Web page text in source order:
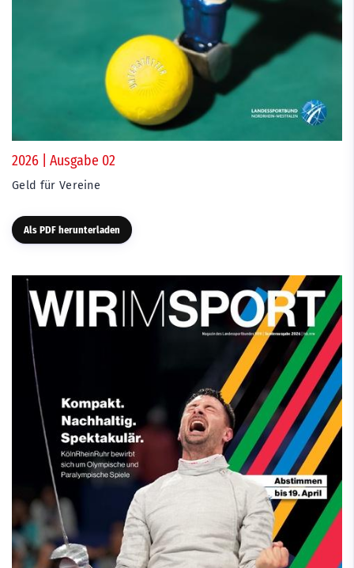
2026 | Ausgabe 02
Geld für Vereine
Als PDF herunterladen